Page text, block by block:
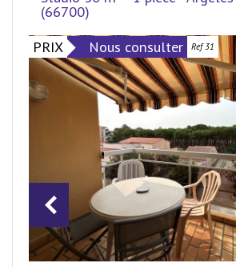
(66700)
PRIX
Nous consulter Ref 31